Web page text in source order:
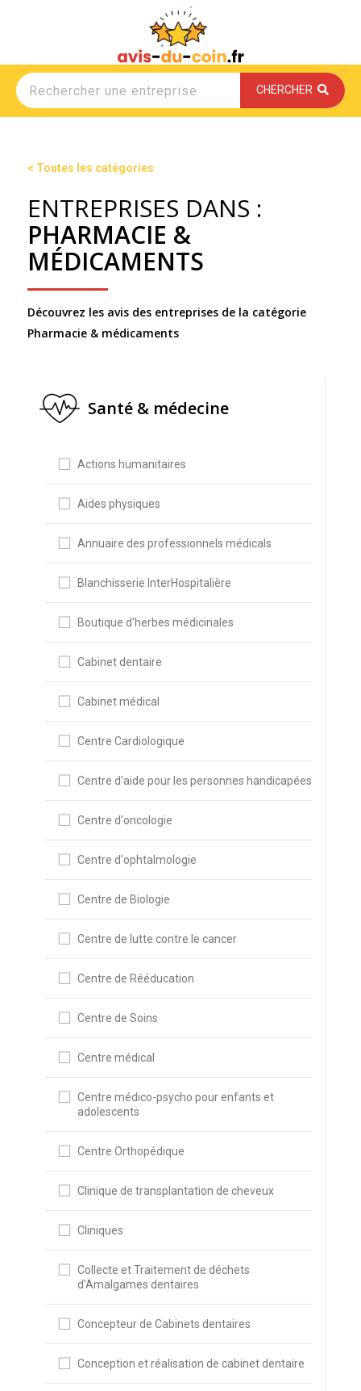
CHERCHER
< Toutes les catégories
ENTREPRISES DANS :
PHARMACIE &
MÉDICAMENTS
Découvrez les avis des entreprises de la catégorie
Pharmacie & médicaments
Santé & médecine
Actions humanitaires
Aides physiques
Annuaire des professionnels médicals
Blanchisserie InterHospitalière
Boutique d'herbes médicinales
Cabinet dentaire
Cabinet médical
Centre Cardiologique
Centre d'aide pour les personnes handicapées
Centre d'oncologie
Centre d'ophtalmologie
Centre de Biologie
Centre de lutte contre le cancer
Centre de Rééducation
Centre de Soins
Centre médical
Centre médico-psycho pour enfants et
adolescents
Centre Orthopédique
Clinique de transplantation de cheveux
Cliniques
Collecte et Traitement de déchets
d'Amalgames dentaires
Concepteur de Cabinets dentaires
Conception et réalisation de cabinet dentaire